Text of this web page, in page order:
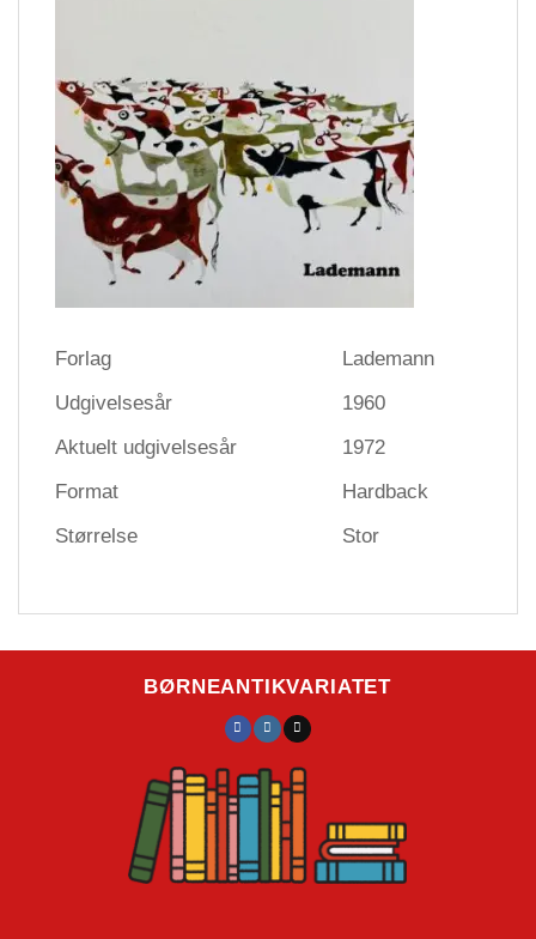
Forlag
Lademann
Udgivelsesår
1960
Aktuelt udgivelsesår
1972
Format
Hardback
Størrelse
Stor
BØRNEANTIKVARIATET